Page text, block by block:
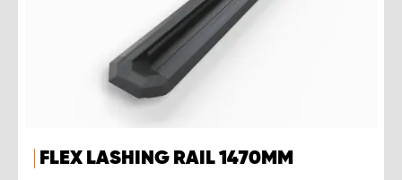
FLEX LASHING RAIL 1470MM